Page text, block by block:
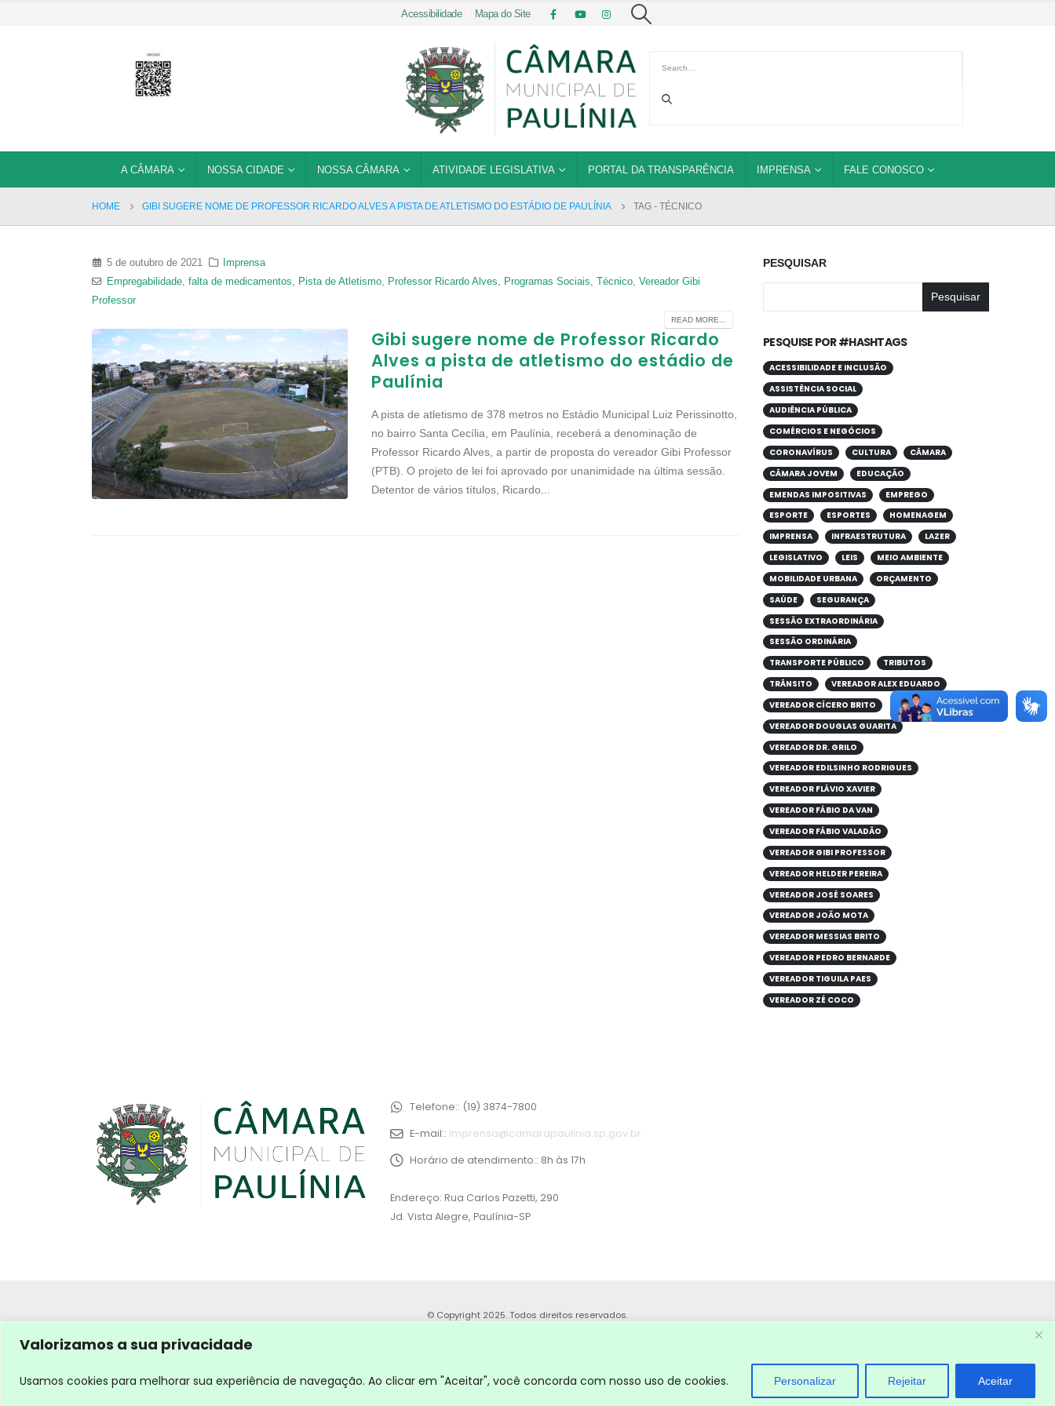
Valorizamos a sua privacidade
Usamos cookies para melhorar sua experiência de navegação. Ao clicar em "Aceitar", você concorda com nosso uso de cookies. Personalizar Rejeitar Aceitar
Acessibilidade| Mapa do Site
A CÂMARA NOSSA CIDADE NOSSA CÂMARA ATIVIDADE LEGISLATIVA PORTAL DA TRANSPARÊNCIA IMPRENSA FALE CONOSCO
HOME GIBI SUGERE NOME DE PROFESSOR RICARDO ALVES A PISTA DE ATLETISMO DO ESTÁDIO DE PAULÍNIA TAG - TÉCNICO
5 de outubro de 2021
Imprensa
Empregabilidade, falta de medicamentos, Pista de Atletismo, Professor Ricardo Alves, Programas Sociais, Técnico, Vereador Gibi
Professor
READ MORE...
Gibi sugere nome de Professor Ricardo
Alves a pista de atletismo do estádio de
Paulínia
A pista de atletismo de 378 metros no Estádio Municipal Luiz Perissinotto,
no bairro Santa Cecília, em Paulínia, receberá a denominação de
Professor Ricardo Alves, a partir de proposta do vereador Gibi Professor
(PTB). O projeto de lei foi aprovado por unanimidade na última sessão.
Detentor de vários títulos, Ricardo...
PESQUISAR
Pesquisar
PESQUISE POR #HASHTAGS
ACESSIBILIDADE E INCLUSÃO
ASSISTÊNCIA SOCIAL
AUDIÊNCIA PÚBLICA
COMÉRCIOS E NEGÓCIOS
CORONAVÍRUS
CULTURA
CÂMARA
CÂMARA JOVEM
EDUCAÇÃO
EMENDAS IMPOSITIVAS
EMPREGO
ESPORTE
ESPORTES
HOMENAGEM
IMPRENSA
INFRAESTRUTURA
LAZER
LEGISLATIVO
LEIS
MEIO AMBIENTE
MOBILIDADE URBANA
ORÇAMENTO
SAÚDE
SEGURANÇA
SESSÃO EXTRAORDINÁRIA
SESSÃO ORDINÁRIA
TRANSPORTE PÚBLICO
TRIBUTOS
TRÂNSITO
VEREADOR ALEX EDUARDO
VEREADOR CÍCERO BRITO
VEREADOR DOUGLAS GUARITA
VEREADOR DR. GRILO
VEREADOR EDILSINHO RODRIGUES
VEREADOR FLÁVIO XAVIER
VEREADOR FÁBIO DA VAN
VEREADOR FÁBIO VALADÃO
VEREADOR GIBI PROFESSOR
VEREADOR HELDER PEREIRA
VEREADOR JOSÉ SOARES
VEREADOR JOÃO MOTA
VEREADOR MESSIAS BRITO
VEREADOR PEDRO BERNARDE
VEREADOR TIGUILA PAES
VEREADOR ZÉ COCO
Telefone:: (19) 3874-7800
E-mail:: imprensa@camarapaulinia.sp.gov.br
Horário de atendimento:: 8h às 17h
Endereço: Rua Carlos Pazetti, 290
Jd. Vista Alegre, Paulínia-SP
© Copyright 2025. Todos direitos reservados.